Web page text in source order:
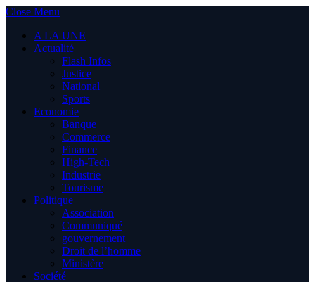
Close Menu
A LA UNE
Actualité
Flash Infos
Justice
National
Sports
Economie
Banque
Commerce
Finance
High-Tech
Industrie
Tourisme
Politique
Association
Communiqué
gouvernement
Droit de l’homme
Ministère
Société